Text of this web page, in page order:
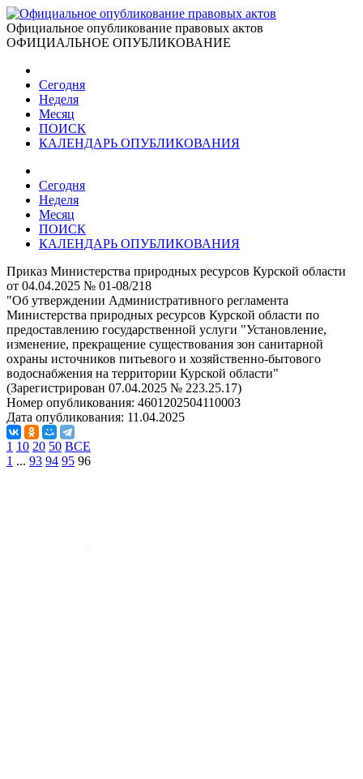
Официальное опубликование правовых актов
ОФИЦИАЛЬНОЕ ОПУБЛИКОВАНИЕ
Сегодня
Неделя
Месяц
ПОИСК
КАЛЕНДАРЬ ОПУБЛИКОВАНИЯ
Сегодня
Неделя
Месяц
ПОИСК
КАЛЕНДАРЬ ОПУБЛИКОВАНИЯ
Приказ Министерства природных ресурсов Курской области
от 04.04.2025 № 01-08/218
"Об утверждении Административного регламента
Министерства природных ресурсов Курской области по
предоставлению государственной услуги "Установление,
изменение, прекращение существования зон санитарной
охраны источников питьевого и хозяйственно-бытового
водоснабжения на территории Курской области"
(Зарегистрирован 07.04.2025 № 223.25.17)
Номер опубликования: 4601202504110003
Дата опубликования: 11.04.2025
1 10 20 50 ВСЕ
1 ... 93 94 95 96